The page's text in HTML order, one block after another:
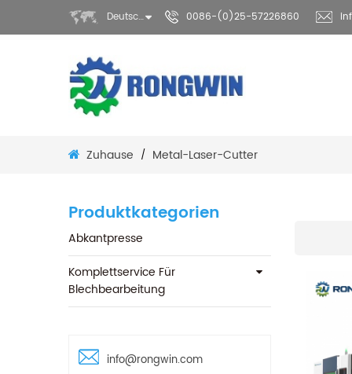
Deutsch 0086-(0)25-57226860
Zuhause / Metal-Laser-Cutter
Produktkategorien
Abkantpresse
Komplettservice Für
Blechbearbeitung
info@rongwin.com